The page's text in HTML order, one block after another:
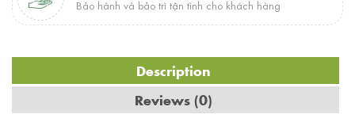
Bảo hành và bảo trì tận tình cho khách hàng
Description
Reviews (0)